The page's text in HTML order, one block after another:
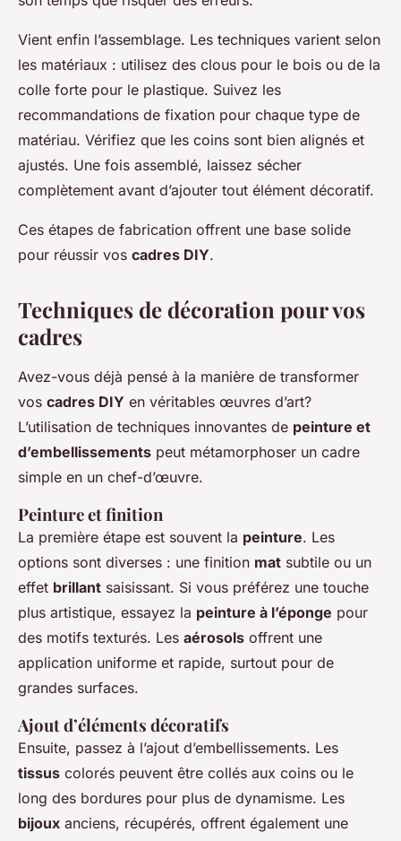
Vient enfin l’assemblage. Les techniques varient selon
les matériaux : utilisez des clous pour le bois ou de la
colle forte pour le plastique. Suivez les
recommandations de fixation pour chaque type de
matériau. Vérifiez que les coins sont bien alignés et
ajustés. Une fois assemblé, laissez sécher
complètement avant d’ajouter tout élément décoratif.
Ces étapes de fabrication offrent une base solide
pour réussir vos cadres DIY.
Techniques de décoration pour vos
cadres
Avez-vous déjà pensé à la manière de transformer
vos cadres DIY en véritables œuvres d’art?
L’utilisation de techniques innovantes de peinture et
d’embellissements peut métamorphoser un cadre
simple en un chef-d’œuvre.
Peinture et finition
La première étape est souvent la peinture. Les
options sont diverses : une finition mat subtile ou un
effet brillant saisissant. Si vous préférez une touche
plus artistique, essayez la peinture à l’éponge pour
des motifs texturés. Les aérosols offrent une
application uniforme et rapide, surtout pour de
grandes surfaces.
Ajout d’éléments décoratifs
Ensuite, passez à l’ajout d’embellissements. Les
tissus colorés peuvent être collés aux coins ou le
long des bordures pour plus de dynamisme. Les
bijoux anciens, récupérés, offrent également une